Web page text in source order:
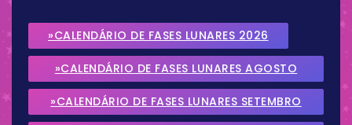
»CALENDÁRIO DE FASES LUNARES 2026
»CALENDÁRIO DE FASES LUNARES AGOSTO
2026
»CALENDÁRIO DE FASES LUNARES SETEMBRO